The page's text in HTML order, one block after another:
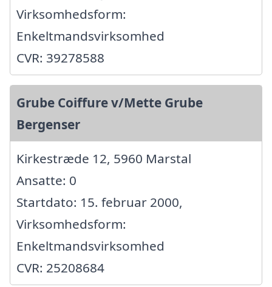
Virksomhedsform:
Enkeltmandsvirksomhed
CVR: 39278588
Grube Coiffure v/Mette Grube
Bergenser
Kirkestræde 12, 5960 Marstal
Ansatte: 0
Startdato: 15. februar 2000,
Virksomhedsform:
Enkeltmandsvirksomhed
CVR: 25208684